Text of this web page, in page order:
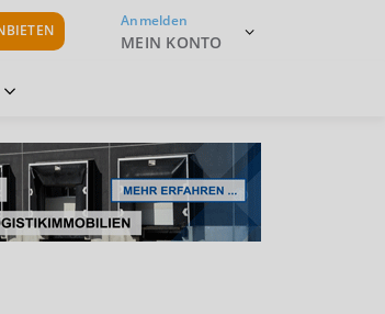
Anmelden
MEIN KONTO